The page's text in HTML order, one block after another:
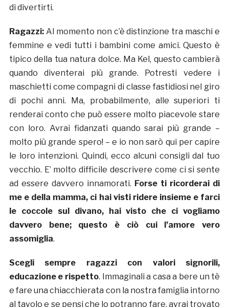
di divertirti.
Ragazzi: Al momento non c’è distinzione tra maschi e
femmine e vedi tutti i bambini come amici. Questo è
tipico della tua natura dolce. Ma Kel, questo cambierà
quando diventerai più grande. Potresti vedere i
maschietti come compagni di classe fastidiosi nel giro
di pochi anni. Ma, probabilmente, alle superiori ti
renderai conto che può essere molto piacevole stare
con loro. Avrai fidanzati quando sarai più grande –
molto più grande spero! – e io non sarò qui per capire
le loro intenzioni. Quindi, ecco alcuni consigli dal tuo
vecchio. E’ molto difficile descrivere come ci si sente
ad essere davvero innamorati. Forse ti ricorderai di
me e della mamma, ci hai visti ridere insieme e farci
le coccole sul divano, hai visto che ci vogliamo
davvero bene; questo è ciò cui l’amore vero
assomiglia.
Scegli sempre ragazzi con valori signorili,
educazione e rispetto. Immaginali a casa a bere un tè
e fare una chiacchierata con la nostra famiglia intorno
al tavolo e se pensi che lo potranno fare, avrai trovato